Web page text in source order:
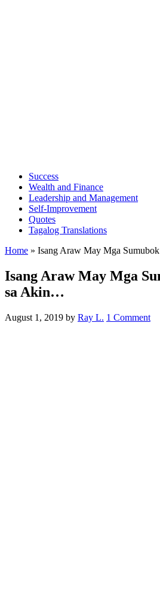
Success
Wealth and Finance
Leadership and Management
Self-Improvement
Quotes
Tagalog Translations
Home » Isang Araw May Mga
Isang Araw May Mga
sa Akin…
August 1, 2019 by Ray L. 1 Comment